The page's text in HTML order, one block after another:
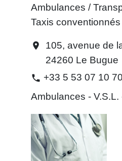
Ambulances /
Taxis conventionnés
location_on
105, avenue de
24260 Le Bugue
phone +33 5 53 07 10 70
Ambulances - V.S.L.